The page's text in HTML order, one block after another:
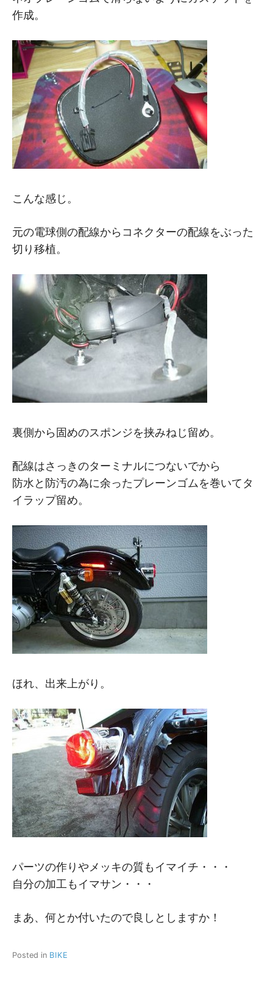
作成。
こんな感じ。
元の電球側の配線からコネクターの配線をぶった
切り移植。
裏側から固めのスポンジを挟みねじ留め。
配線はさっきのターミナルにつないでから
防水と防汚の為に余ったプレーンゴムを巻いてタ
イラップ留め。
ほれ、出来上がり。
パーツの作りやメッキの質もイマイチ・・・
自分の加工もイマサン・・・
まあ、何とか付いたので良しとしますか！
Posted in BIKE